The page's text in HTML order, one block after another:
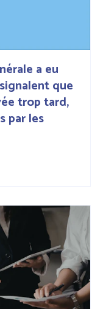
a eu
que
trop tard,
par les